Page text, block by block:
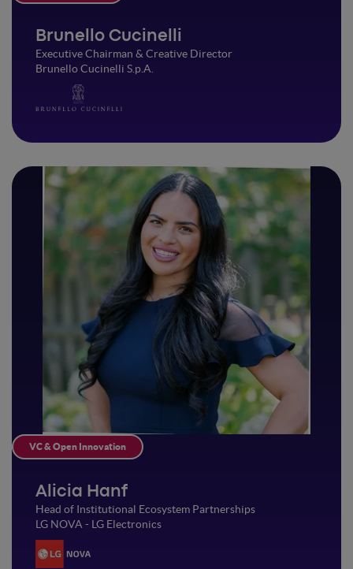
Brunello Cucinelli
Executive Chairman & Creative Director
Brunello Cucinelli S.p.A.
VC & Open Innovation
Alicia Hanf
Head of Institutional Ecosystem Partnerships
LG NOVA - LG Electronics